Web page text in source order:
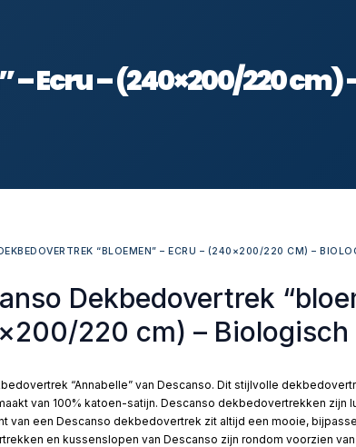
Ecru – (240×200/220 cm)
“BLOEMEN” – ECRU – (240×200/220 CM) –
Dekbedovertrek
220 cm) – Biologisch
“Annabelle” van Descanso. Dit stijlvolle
van 100% katoen-satijn. Descanso dekbedovertrekken zijn
van een Descanso dekbedovertrek zit altijd een mooie,
en kussenslopen van Descanso zijn rondom voorzien